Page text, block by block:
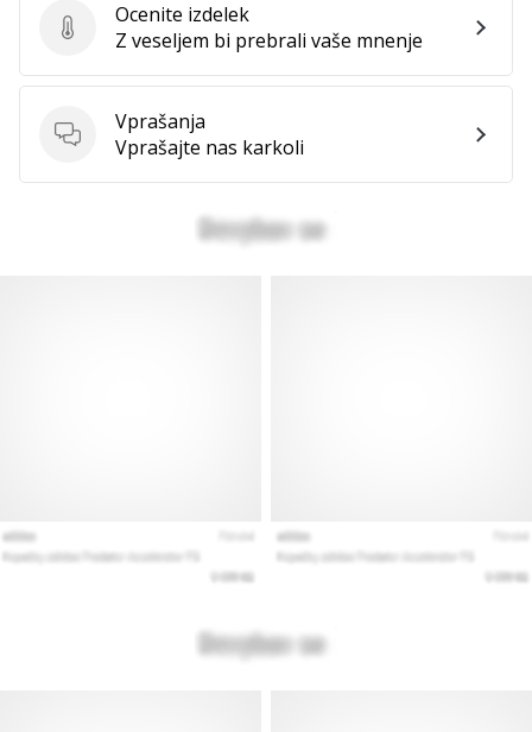
Ocenite izdelek
Ocenite izdelek
Z veseljem bi prebrali vaše mnenje
Vprašanja
Vprašanja
Vprašajte nas karkoli